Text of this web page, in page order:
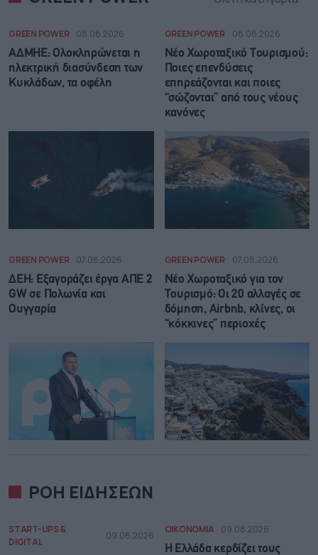
GREEN POWER 08.08.2026
ΑΔΜΗΕ: Ολοκληρώνεται η
ηλεκτρική διασύνδεση των
Κυκλάδων, τα οφέλη
GREEN POWER 08.08.2026
Νέο Χωροταξικό Τουρισμού:
Ποιες επενδύσεις
επηρεάζονται και ποιες
“σώζονται” από τους νέους
κανόνες
GREEN POWER 07.08.2026
ΔΕΗ: Εξαγοράζει έργα ΑΠΕ 2
GW σε Πολωνία και
Ουγγαρία
GREEN POWER 07.08.2026
Νέο Χωροταξικό για τον
Τουρισμό: Οι 20 αλλαγές σε
δόμηση, Airbnb, κλίνες, οι
“κόκκινες” περιοχές
ΡΟΗ ΕΙΔΗΣΕΩΝ
START-UPS &
DIGITAL
09.08.2026
ΟΙΚΟΝΟΜΙΑ 09.08.2026
Η Ελλάδα κερδίζει τους